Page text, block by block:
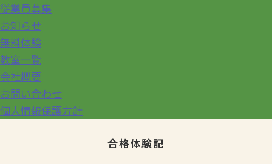
従業員募集
お知らせ
無料体験
教室一覧
会社概要
お問い合わせ
個人情報保護方針
合格体験記